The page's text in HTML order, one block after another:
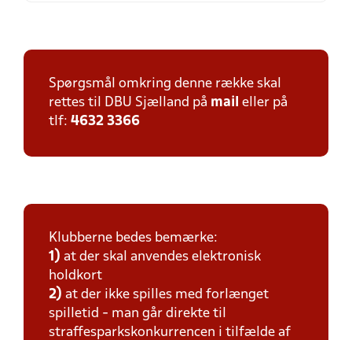
Spørgsmål omkring denne række skal
rettes til DBU Sjælland på mail eller på
tlf: 4632 3366
Klubberne bedes bemærke:
1) at der skal anvendes elektronisk
holdkort
2) at der ikke spilles med forlænget
spilletid - man går direkte til
straffesparkskonkurrencen i tilfælde af